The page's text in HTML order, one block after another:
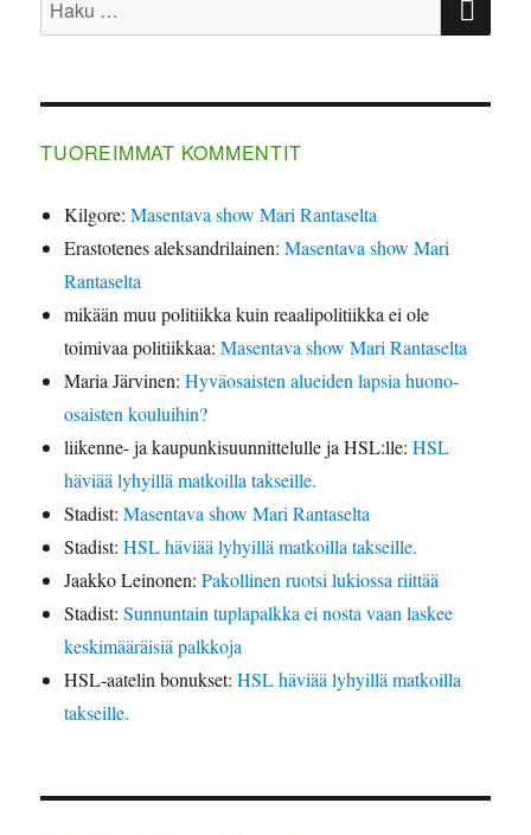
TUOREIMMAT KOMMENTIT
Kilgore:Masentava show Mari Rantaselta
Erastotenes aleksandrilainen:Masentava show Mari
Rantaselta
mikään muu politiikka kuin reaalipolitiikka ei ole
toimivaa politiikkaa:Masentava show Mari Rantaselta
Maria Järvinen:Hyväosaisten alueiden lapsia huono-
osaisten kouluihin?
liikenne- ja kaupunkisuunnittelulle ja HSL:lle:HSL
häviää lyhyillä matkoilla takseille.
Stadist:Masentava show Mari Rantaselta
Stadist:HSL häviää lyhyillä matkoilla takseille.
Jaakko Leinonen:Pakollinen ruotsi lukiossa riittää
Stadist:Sunnuntain tuplapalkka ei nosta vaan laskee
keskimääräisiä palkkoja
HSL-aatelin bonukset:HSL häviää lyhyillä matkoilla
takseille.